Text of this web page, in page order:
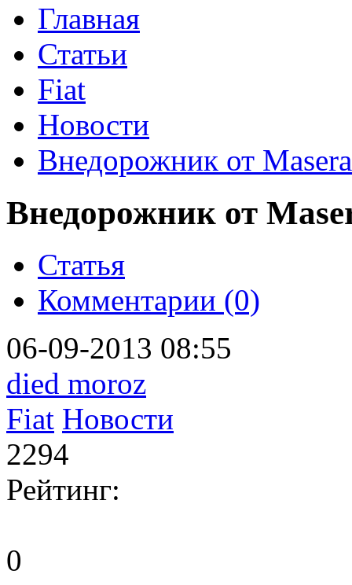
Главная
Статьи
Fiat
Новости
Внедорожник от
Внедорожник от
Статья
Комментарии (0)
06-09-2013 08:55
died moroz
Fiat Новости
2294
Рейтинг:
0